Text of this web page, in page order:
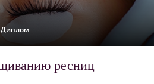
Диплом
ресниц